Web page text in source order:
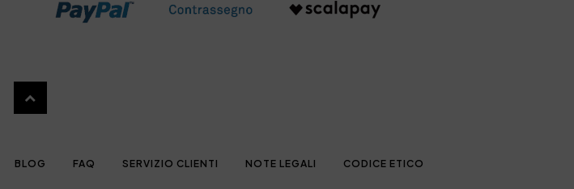
BLOG FAQ SERVIZIO CLIENTI NOTE LEGALI CODICE ETICO